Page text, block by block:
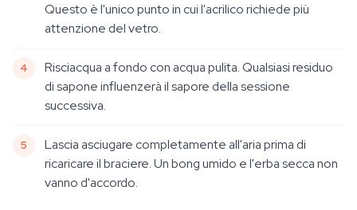
Questo è l'unico punto in cui l'acrilico richiede più
attenzione del vetro.
Risciacqua a fondo con acqua pulita. Qualsiasi residuo
di sapone influenzerà il sapore della sessione
successiva.
Lascia asciugare completamente all'aria prima di
ricaricare il braciere. Un bong umido e l'erba secca non
vanno d'accordo.